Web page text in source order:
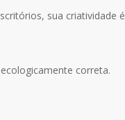
sua criatividade é
correta.